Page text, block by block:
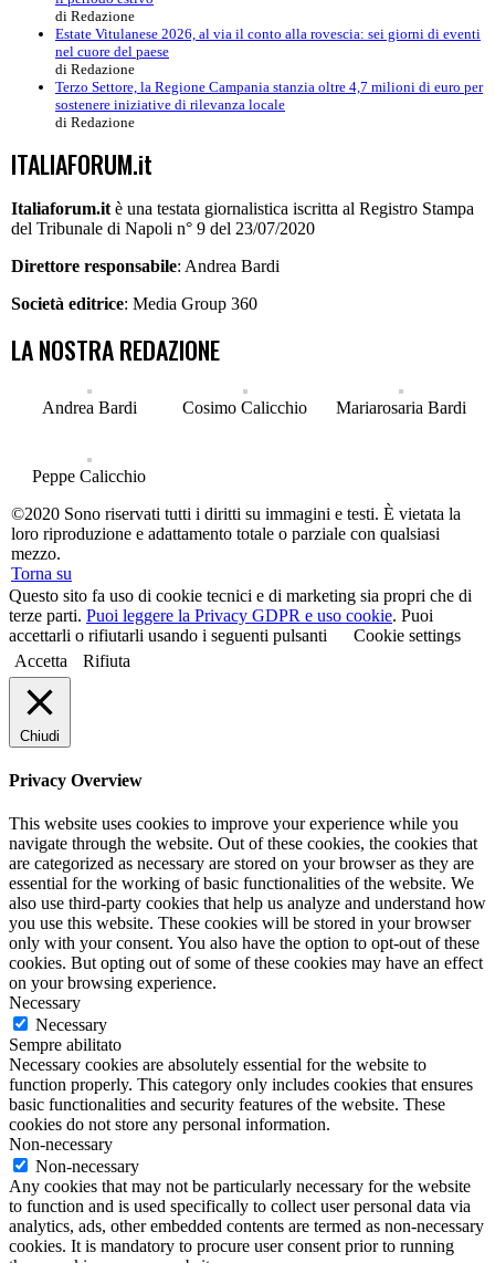
di Redazione
Estate Vitulanese 2026, al via il conto alla rovescia: sei giorni di eventi
nel cuore del paese
di Redazione
Terzo Settore, la Regione Campania stanzia oltre 4,7 milioni di euro per
sostenere iniziative di rilevanza locale
di Redazione
ITALIAFORUM.it
Italiaforum.it è una testata giornalistica iscritta al Registro Stampa
del Tribunale di Napoli n° 9 del 23/07/2020
Direttore responsabile: Andrea Bardi
Società editrice: Media Group 360
LA NOSTRA REDAZIONE
Andrea Bardi Cosimo Calicchio Mariarosaria Bardi
Peppe Calicchio
©2020 Sono riservati tutti i diritti su immagini e testi. È vietata la
loro riproduzione e adattamento totale o parziale con qualsiasi
mezzo.
Torna su
Questo sito fa uso di cookie tecnici e di marketing sia propri che di
terze parti. Puoi leggere la Privacy GDPR e uso cookie. Puoi
accettarli o rifiutarli usando i seguenti pulsanti
Cookie settings
Accetta
Rifiuta
Chiudi
Privacy Overview
This website uses cookies to improve your experience while you
navigate through the website. Out of these cookies, the cookies that
are categorized as necessary are stored on your browser as they are
essential for the working of basic functionalities of the website. We
also use third-party cookies that help us analyze and understand how
you use this website. These cookies will be stored in your browser
only with your consent. You also have the option to opt-out of these
cookies. But opting out of some of these cookies may have an effect
on your browsing experience.
Necessary
Necessary
Sempre abilitato
Necessary cookies are absolutely essential for the website to
function properly. This category only includes cookies that ensures
basic functionalities and security features of the website. These
cookies do not store any personal information.
Non-necessary
Non-necessary
Any cookies that may not be particularly necessary for the website
to function and is used specifically to collect user personal data via
analytics, ads, other embedded contents are termed as non-necessary
cookies. It is mandatory to procure user consent prior to running